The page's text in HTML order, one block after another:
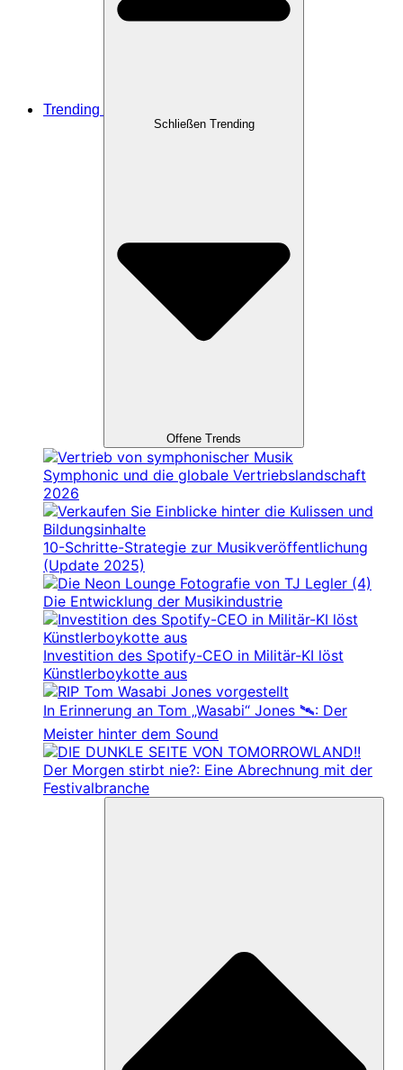
Trending
Schließen Trending
Offene Trends
Symphonic und die globale Vertriebslandschaft
2026
10-Schritte-Strategie zur Musikveröffentlichung
(Update 2025)
Die Entwicklung der Musikindustrie
Investition des Spotify-CEO in Militär-KI löst
Künstlerboykotte aus
In Erinnerung an Tom „Wasabi“ Jones 🛰️: Der
Meister hinter dem Sound
Der Morgen stirbt nie?: Eine Abrechnung mit der
Festivalbranche